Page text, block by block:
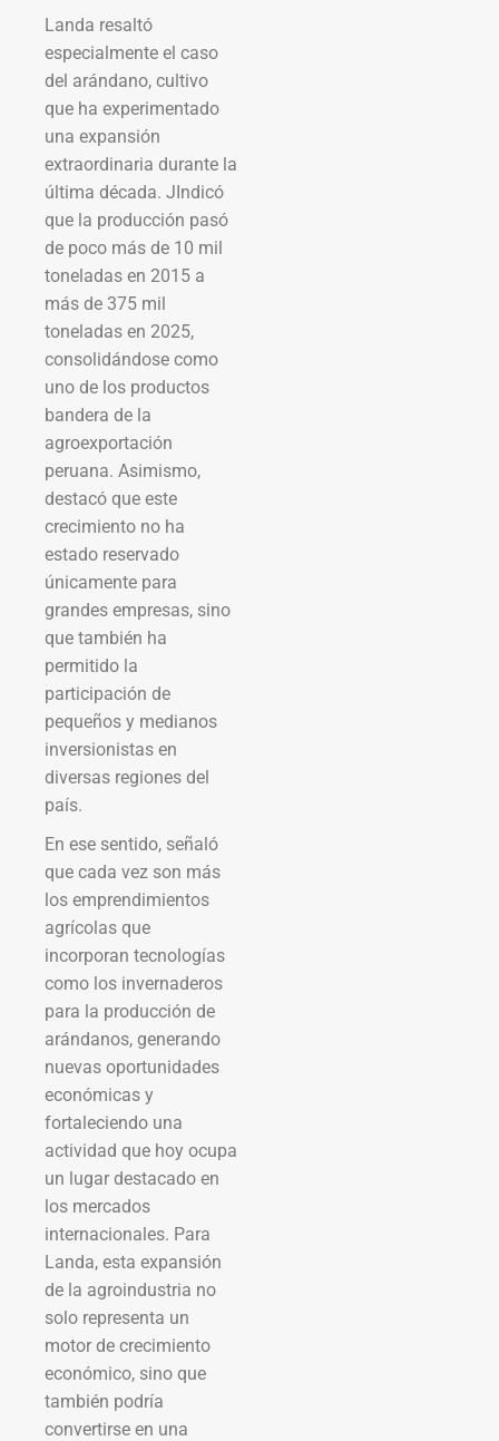
Landa resaltó
especialmente el caso
del arándano, cultivo
que ha experimentado
una expansión
extraordinaria durante la
última década. JIndicó
que la producción pasó
de poco más de 10 mil
toneladas en 2015 a
más de 375 mil
toneladas en 2025,
consolidándose como
uno de los productos
bandera de la
agroexportación
peruana. Asimismo,
destacó que este
crecimiento no ha
estado reservado
únicamente para
grandes empresas, sino
que también ha
permitido la
participación de
pequeños y medianos
inversionistas en
diversas regiones del
país.
En ese sentido, señaló
que cada vez son más
los emprendimientos
agrícolas que
incorporan tecnologías
como los invernaderos
para la producción de
arándanos, generando
nuevas oportunidades
económicas y
fortaleciendo una
actividad que hoy ocupa
un lugar destacado en
los mercados
internacionales. Para
Landa, esta expansión
de la agroindustria no
solo representa un
motor de crecimiento
económico, sino que
también podría
convertirse en una